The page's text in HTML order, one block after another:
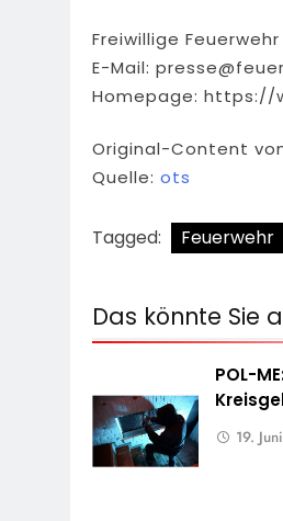
Freiwillige
E-Mail:
Homepage: https://
Original-Content
Quelle: ots
Tagged: Feuerwehr
Das könnte Sie
POL-
19.